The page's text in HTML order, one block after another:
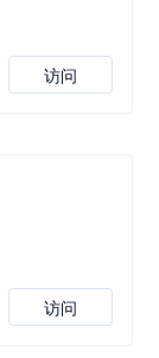
访问
访问